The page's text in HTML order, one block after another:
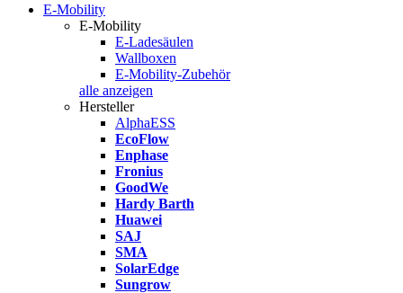
E-Mobility
E-Mobility
E-Ladesäulen
Wallboxen
E-Mobility-Zubehör
alle anzeigen
Hersteller
AlphaESS
EcoFlow
Enphase
Fronius
GoodWe
Hardy Barth
Huawei
SAJ
SMA
SolarEdge
Sungrow